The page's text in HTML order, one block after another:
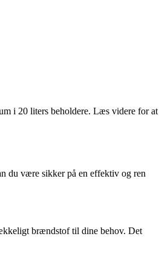
i 20 liters beholdere. Læs videre for at
du være sikker på en effektiv og ren
brændstof til dine behov. Det